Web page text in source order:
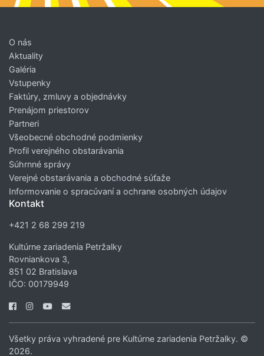
O nás
Aktuality
Galéria
Vstupenky
Faktúry, zmluvy a objednávky
Prenájom priestorov
Partneri
Všeobecné obchodné podmienky
Profil verejného obstarávania
Súhrnné správy
Verejné obstarávania a obchodné súťaže
Informovanie o spracúvaní a ochrane osobných údajov
Kontakt
+421 2 68 299 219
Kultúrne zariadenia Petržalky
Rovniankova 3,
851 02 Bratislava
IČO: 00179949
Všetky práva vyhradené pre Kultúrne zariadenia Petržalky. ©
2026.